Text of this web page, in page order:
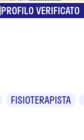
PROFILO VERIFICATO
FISIOTERAPISTA